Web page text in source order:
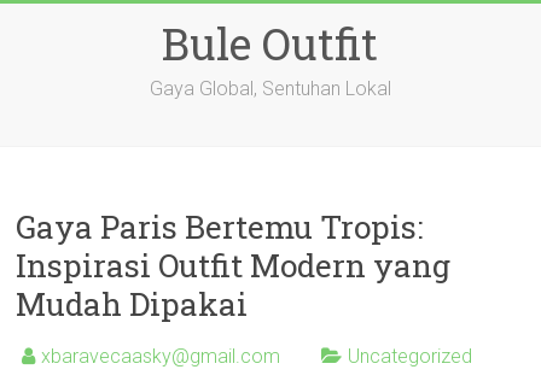
Bule Outfit
Gaya Global, Sentuhan Lokal
Gaya Paris Bertemu Tropis:
Inspirasi Outfit Modern yang
Mudah Dipakai
xbaravecaasky@gmail.com Uncategorized